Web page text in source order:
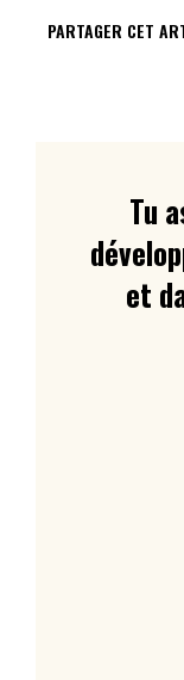
PARTAGER CET
Tu
et